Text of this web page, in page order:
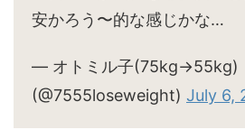
安かろう〜的な感じかな…
— オトミル子(75kg→55kg)
(@7555loseweight) July 6,